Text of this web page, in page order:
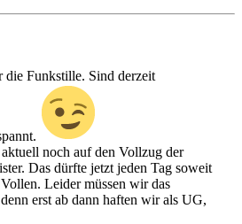
Funkstille. Sind derzeit
noch auf den Vollzug der
Das dürfte jetzt jeden Tag soweit
Leider müssen wir das
erst ab dann haften wir als UG,